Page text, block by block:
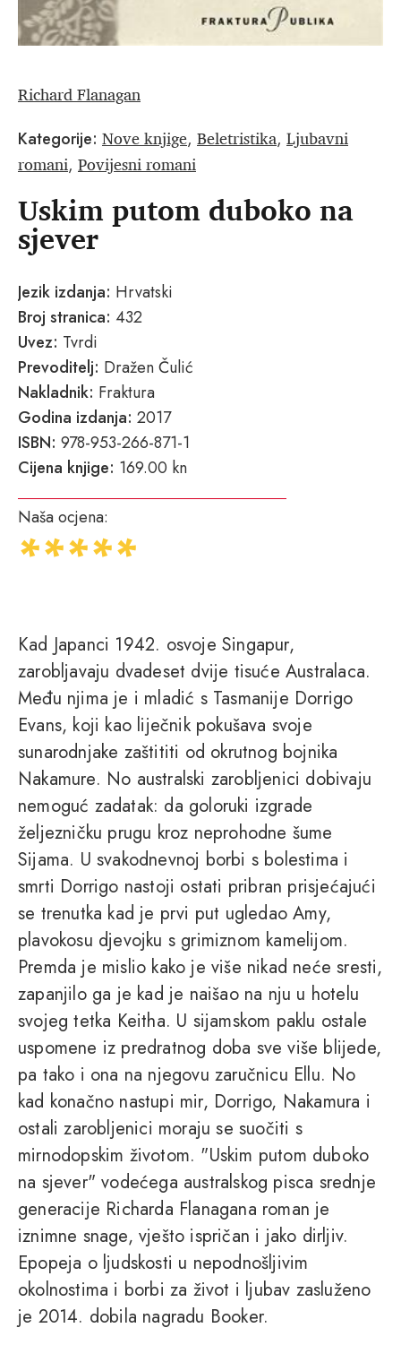
Richard Flanagan
Kategorije: Nove knjige, Beletristika, Ljubavni
romani, Povijesni romani
Uskim putom duboko na
sjever
Jezik izdanja: Hrvatski
Broj stranica: 432
Uvez: Tvrdi
Prevoditelj: Dražen Čulić
Nakladnik: Fraktura
Godina izdanja: 2017
ISBN: 978-953-266-871-1
Cijena knjige: 169.00 kn
Naša ocjena:
Kad Japanci 1942. osvoje Singapur,
zarobljavaju dvadeset dvije tisuće Australaca.
Među njima je i mladić s Tasmanije Dorrigo
Evans, koji kao liječnik pokušava svoje
sunarodnjake zaštititi od okrutnog bojnika
Nakamure. No australski zarobljenici dobivaju
nemoguć zadatak: da goloruki izgrade
željezničku prugu kroz neprohodne šume
Sijama. U svakodnevnoj borbi s bolestima i
smrti Dorrigo nastoji ostati pribran prisjećajući
se trenutka kad je prvi put ugledao Amy,
plavokosu djevojku s grimiznom kamelijom.
Premda je mislio kako je više nikad neće sresti,
zapanjilo ga je kad je naišao na nju u hotelu
svojeg tetka Keitha. U sijamskom paklu ostale
uspomene iz predratnog doba sve više blijede,
pa tako i ona na njegovu zaručnicu Ellu. No
kad konačno nastupi mir, Dorrigo, Nakamura i
ostali zarobljenici moraju se suočiti s
mirnodopskim životom. "Uskim putom duboko
na sjever" vodećega australskog pisca srednje
generacije Richarda Flanagana roman je
iznimne snage, vješto ispričan i jako dirljiv.
Epopeja o ljudskosti u nepodnošljivim
okolnostima i borbi za život i ljubav zasluženo
je 2014. dobila nagradu Booker.